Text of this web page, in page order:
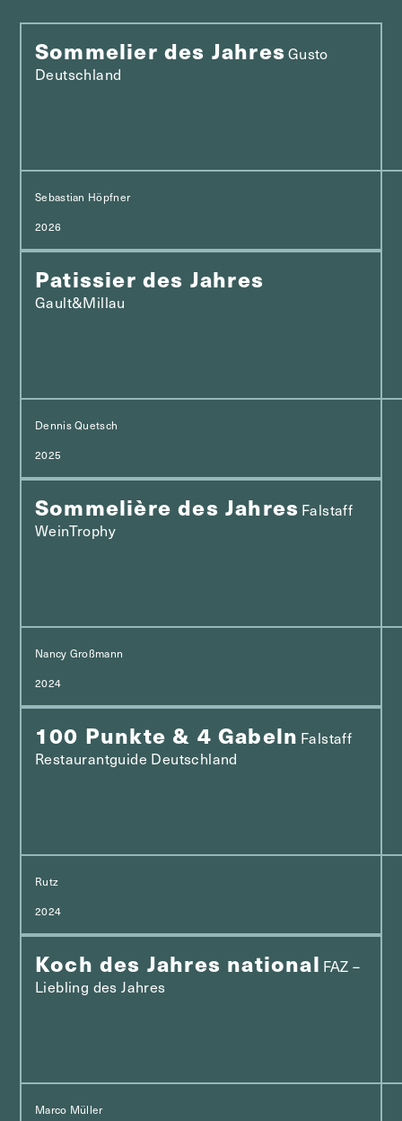
Sommelier des JahresGusto
Deutschland
Sebastian Höpfner
2026
Patissier des Jahres
Gault&Millau
Dennis Quetsch
2025
Sommelière des Jahres Falstaff
WeinTrophy
Nancy Großmann
2024
100 Punkte & 4 Gabeln Falstaff
Restaurantguide Deutschland
Rutz
2024
Koch des Jahres national FAZ –
Liebling des Jahres
Marco Müller